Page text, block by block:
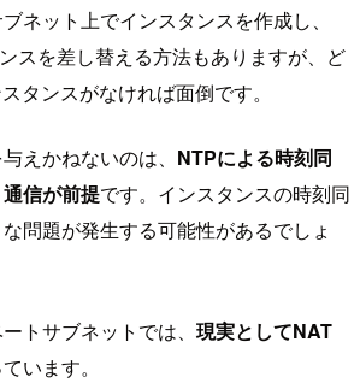
ネット上でインスタンスを作成し、
スを差し替える方法もありますが、ど
タンスがなければ面倒です。
えかねないのは、 NTPによる時刻同
信が前提です。インスタンスの時刻同
問題が発生する可能性があるでしょ
トサブネットでは、 現実としてNAT
います。